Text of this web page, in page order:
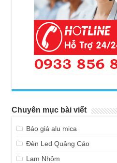
Chuyên mục bài viết
Báo giá alu mica
Đèn Led Quảng Cáo
Lam Nhôm